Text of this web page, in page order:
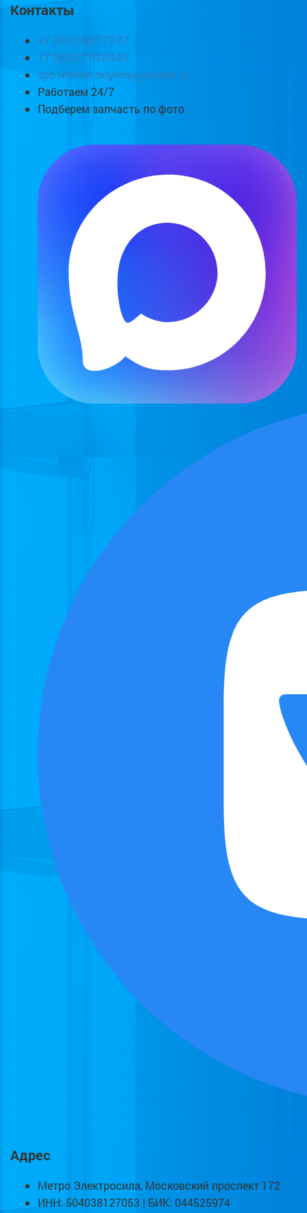
Контакты
+7 (921) 807-73-77
+7 (812) 219-84-81
spb.remont-boylera@yandex.ru
Работаем 24/7
Подберем запчасть по фото
Адрес
Метро Электросила, Московский проспект 172
ИНН: 504038127053 | БИК: 044525974